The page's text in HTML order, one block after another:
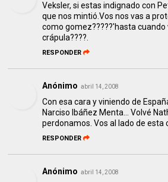
Veksler, si estas indignado con
que nos mintió.Vos nos vas a
como gomez?????'hasta cuando
crápula????.
RESPONDER
Anónimo abril 14, 2008
Con esa cara y viniendo de
Narciso Ibáñez Menta... Volvé
perdonamos. Vos al lado de esta
RESPONDER
Anónimo abril 14, 2008